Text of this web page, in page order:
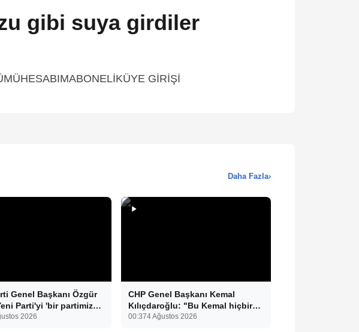
gibi suya girdiler
GİRİŞİ
Daha Fazla›
Genel Başkanı Özgür
Parti'yi 'bir partimiz
kurmadık. Biz yeni
2026
CHP Genel Başkanı Kemal
Kılıçdaroğlu: "Bu Kemal hiçbir
gücün karşısında eğilmez.
00:374 Ağustos 2026